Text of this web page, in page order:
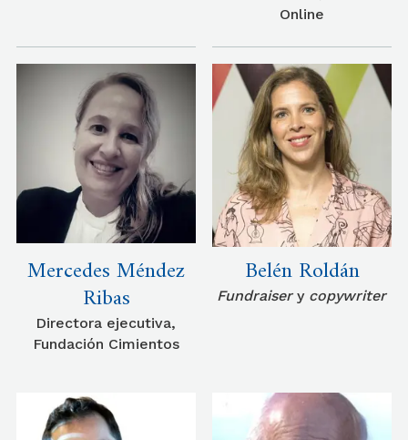
Online
Mercedes Méndez
Ribas
Directora ejecutiva,
Fundación Cimientos
Belén Roldán
Fundraisery copywriter